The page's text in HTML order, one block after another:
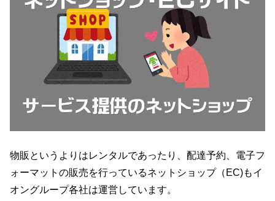
物販というよりはレンタルであったり、配達予約、電子フ
ォーマットの販売を行っているネットショップ（EC)もイ
オングループ各社は運営しています。